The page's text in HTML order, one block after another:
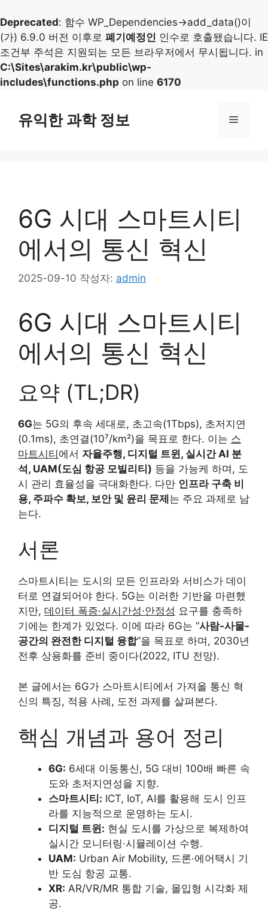
Deprecated: 함수 WP_Dependencies->add_data()이
(가) 6.9.0 버전 이후로 폐기예정인 인수로 호출됐습니다. IE
조건부 주석은 지원되는 모든 브라우저에서 무시됩니다. in
C:\Sites\arakim.kr\public\wp-
includes\functions.php on line 6170
유익한 과학 정보 메
6G 시대 스마트시티
에서의 통신 혁신
2025-09-10 작성자: admin
6G 시대 스마트시티
에서의 통신 혁신
요약 (TL;DR)
6G는 5G의 후속 세대로, 초고속(1Tbps), 초저지연
(0.1ms), 초연결(10⁷/km²)을 목표로 한다. 이는 스
마트시티에서 자율주행, 디지털 트윈, 실시간 AI 분
석, UAM(도심 항공 모빌리티) 등을 가능케 하며, 도
시 관리 효율성을 극대화한다. 다만 인프라 구축 비
용, 주파수 확보, 보안 및 윤리 문제는 주요 과제로 남
는다.
서론
스마트시티는 도시의 모든 인프라와 서비스가 데이
터로 연결되어야 한다. 5G는 이러한 기반을 마련했
지만, 데이터 폭증·실시간성·안정성 요구를 충족하
기에는 한계가 있었다. 이에 따라 6G는 “사람-사물-
공간의 완전한 디지털 융합”을 목표로 하며, 2030년
전후 상용화를 준비 중이다(2022, ITU 전망).
본 글에서는 6G가 스마트시티에서 가져올 통신 혁
신의 특징, 적용 사례, 도전 과제를 살펴본다.
핵심 개념과 용어 정리
6G: 6세대 이동통신, 5G 대비 100배 빠른 속
도와 초저지연성을 지향.
스마트시티: ICT, IoT, AI를 활용해 도시 인프
라를 지능적으로 운영하는 도시.
디지털 트윈: 현실 도시를 가상으로 복제하여
실시간 모니터링·시뮬레이션 수행.
UAM: Urban Air Mobility, 드론·에어택시 기
반 도심 항공 교통.
XR: AR/VR/MR 통합 기술, 몰입형 시각화 제
공.